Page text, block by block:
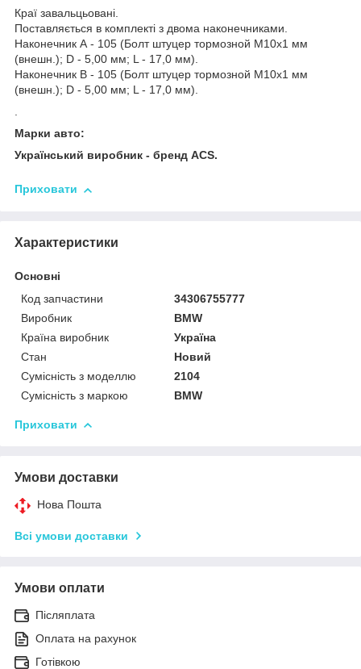
Краї завальцьовані.
Поставляється в комплекті з двома наконечниками.
Наконечник А - 105 (Болт штуцер тормозной М10х1 мм
(внешн.); D - 5,00 мм; L - 17,0 мм).
Наконечник В - 105 (Болт штуцер тормозной М10х1 мм
(внешн.); D - 5,00 мм; L - 17,0 мм).
.
Марки авто:
Український виробник - бренд ACS.
Приховати
Характеристики
Основні
Код запчастини
34306755777
Виробник
BMW
Країна виробник
Україна
Стан
Новий
Сумісність з моделлю
2104
Сумісність з маркою
BMW
Приховати
Умови доставки
Нова Пошта
Всі умови доставки
Умови оплати
Післяплата
Оплата на рахунок
Готівкою